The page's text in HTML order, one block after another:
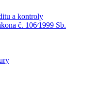
a kontroly
č. 106⁄1999 Sb.